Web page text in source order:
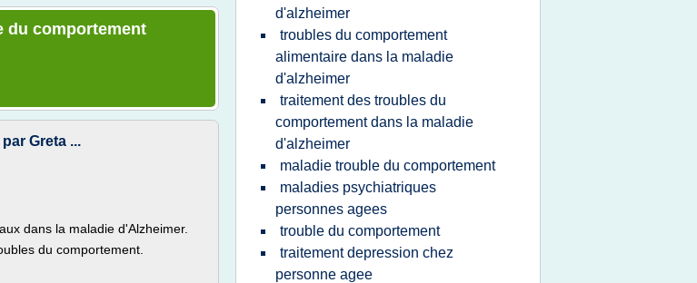
du comportement
Greta ...
dans la maladie d'Alzheimer.
du comportement.
d'alzheimer
troubles du comportement
alimentaire dans la maladie
d'alzheimer
traitement des troubles du
comportement dans la maladie
d'alzheimer
maladie trouble du comportement
maladies psychiatriques
personnes agees
trouble du comportement
traitement depression chez
personne agee